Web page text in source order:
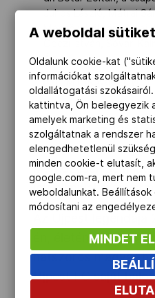
Juhos László, Mátrai
Mészöly Kálmán, Gelei
Árpád.
MTI/Kovács Gyula
Tagja volt az 1964-
utazó keretnek is,
mérkőzésen sem
így olimpiai
én, életének 84.
hatszoros magyar
Újpest FC saját
A weboldal
Oldalunk cookie-kat
információkat
oldallátogatási
kattintva, Ön beleegyezik
amelyek marketing és
szolgáltatnak a rendszer
elengedhetetlenül
minden cookie-t elutasít,
google.com-ra, mert nem
weboldalunkat.
módosítani az
MINDET